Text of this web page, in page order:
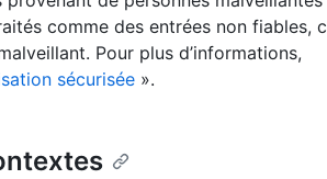
comme des entrées non fiables,
Pour plus d’informations,
sécurisée ».